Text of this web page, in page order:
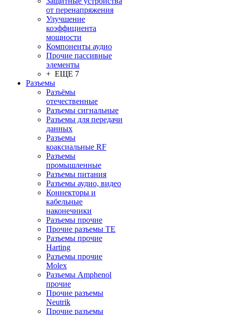
от перенапряжения
Улучшение
коэффициента
мощности
Компоненты аудио
Прочие пассивные
элементы
+ ЕЩЕ 7
Разъeмы
Разъёмы
отечественные
Разъeмы сигнальные
Разъeмы для передачи
данных
Разъeмы
коаксиальные RF
Разъeмы
промышленные
Разъeмы питания
Разъeмы аудио, видео
Коннекторы и
кабельные
наконечники
Разъeмы прочие
Прочие разъемы TE
Разъемы прочие
Harting
Разъемы прочие
Molex
Разъемы Amphenol
прочие
Прочие разъемы
Neutrik
Прочие разъемы